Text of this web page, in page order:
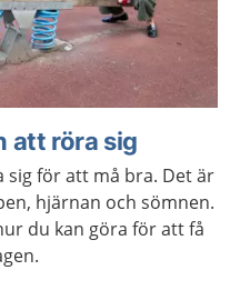
att röra sig
sig för att må bra. Det är
hjärnan och sömnen.
du kan göra för att få